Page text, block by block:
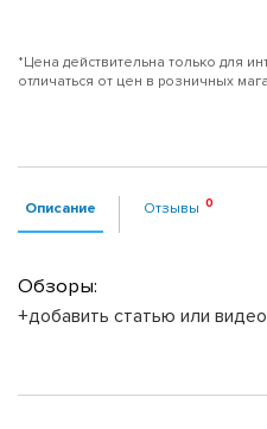
*Цена действительна только для
отличаться от цен в розничных
Описание Отзывы
Обзоры:
+добавить статью или видео